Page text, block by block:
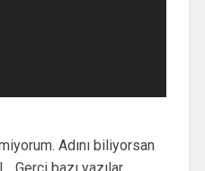
Adını biliyorsan